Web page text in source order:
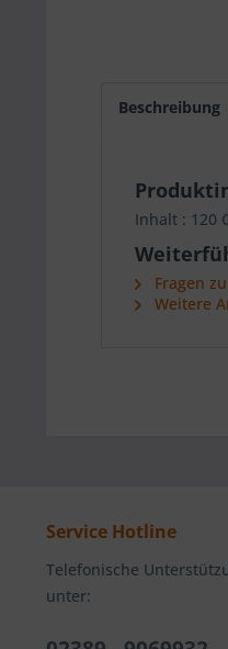
Beschreibung
Inhalt : 120
Fragen
Weitere
Service Hotline
Telefonische
unter: